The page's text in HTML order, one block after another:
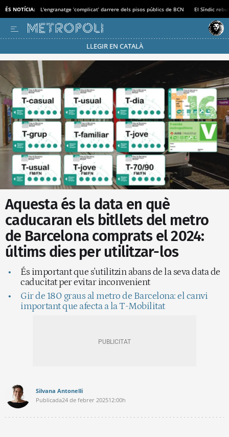
ÉS NOTÍCIA: L'engranatge ‘complicat’ darrere dels pisos públics de BCN El Síndic
LLEGIR EN CATALÀ
Passa’t al mode estalvi
Aquesta és la data en què
caducaran els bitllets del metro
de Barcelona comprats el 2024:
últims dies per utilitzar-los
És important que s'utilitzin abans de la seva data de
caducitat per evitar inconvenient
Gir de 180 graus al metro de Barcelona: el canvi
important que afecta a la T-Mobilitat
Silvana Antonelli
Publicada24 de febrer 202512:00h